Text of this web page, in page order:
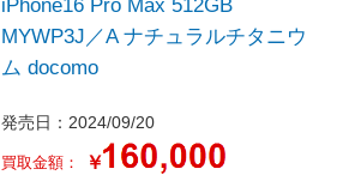
MYWP3J／A ナチュラルチタニウ
ム docomo
発売日：2024/09/20
買取金額： ￥